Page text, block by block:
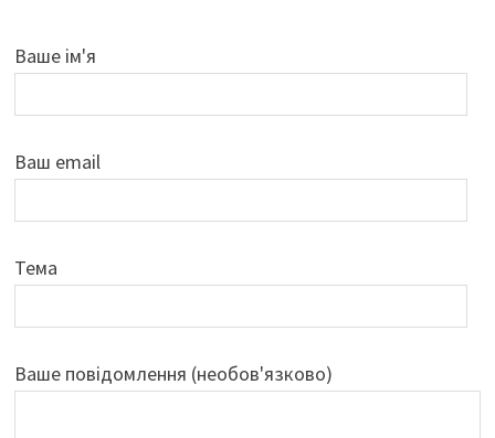
Ваше ім'я
Ваш email
Тема
Ваше повідомлення (необов'язково)